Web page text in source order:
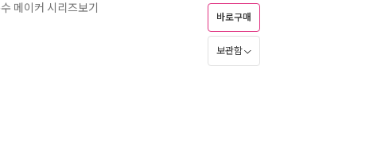
메이커 시리즈보기
바로구매
보관함